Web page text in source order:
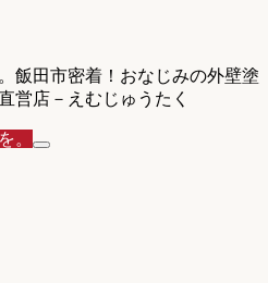
飯田市密着！おなじみの外壁塗
営店－えむじゅうたく
。